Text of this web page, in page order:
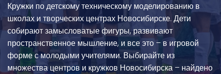
Кружки по детскому техническому моделированию в
школах и творческих центрах Новосибирске. Дети
собирают замысловатые фигуры, развивают
пространственное мышление, и все это – в игровой
форме с молодыми учителями. Выбирайте из
множества центров и кружков Новосибирска – найдено